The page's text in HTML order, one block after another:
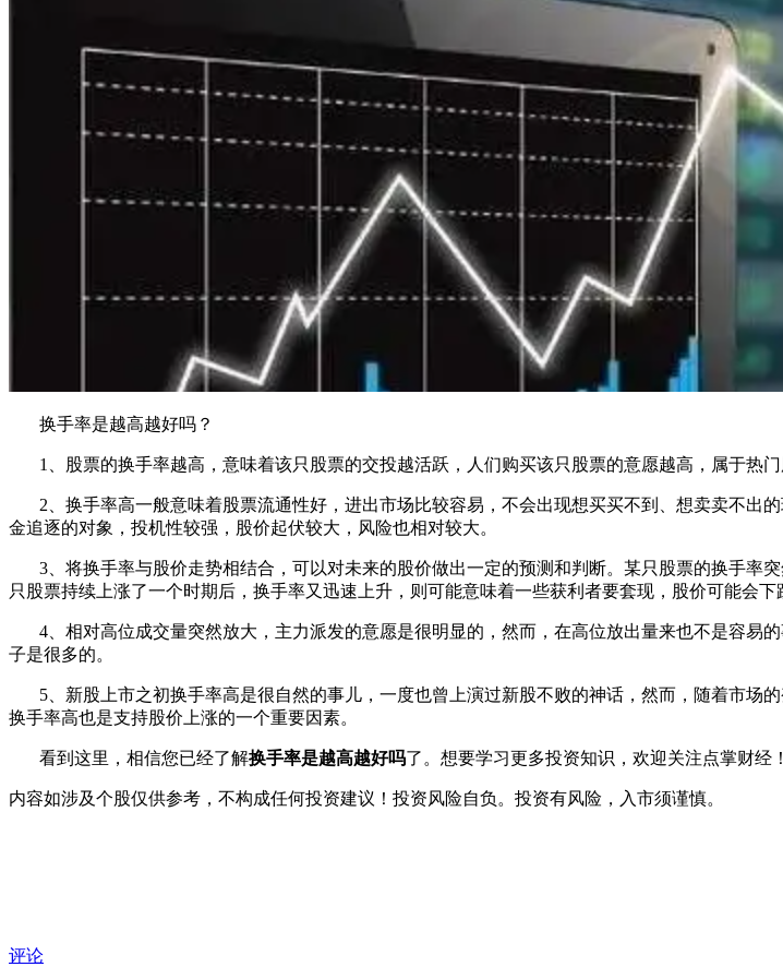
换手率是越高越好吗？
1、股票的换手率越高，意味着该只股票的交投越活跃，人们购买该只股票的意愿越高，属于热
2、换手率高一般意味着股票流通性好，进出市场比较容易，不会出现想买买不到、想卖卖不出
金追逐的对象，投机性较强，股价起伏较大，风险也相对较大。
3、将换手率与股价走势相结合，可以对未来的股价做出一定的预测和判断。某只股票的换手率
只股票持续上涨了一个时期后，换手率又迅速上升，则可能意味着一些获利者要套现，股价可能会下
4、相对高位成交量突然放大，主力派发的意愿是很明显的，然而，在高位放出量来也不是容易
子是很多的。
5、新股上市之初换手率高是很自然的事儿，一度也曾上演过新股不败的神话，然而，随着市场
换手率高也是支持股价上涨的一个重要因素。
看到这里，相信您已经了解换手率是越高越好吗了。想要学习更多投资知识，欢迎关注点掌财经！
内容如涉及个股仅供参考，不构成任何投资建议！投资风险自负。投资有风险，入市须谨慎。
评论